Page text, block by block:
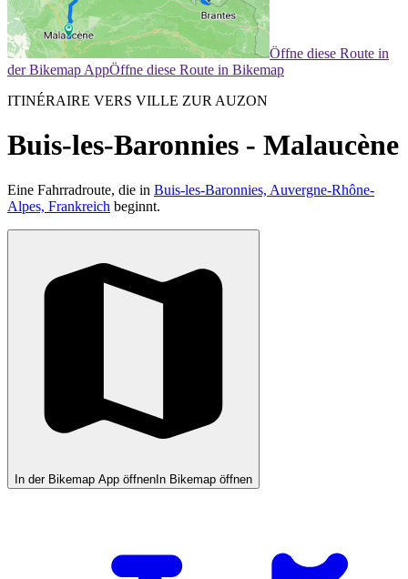
Öffne diese Route in
der Bikemap AppÖffne diese Route in Bikemap
ITINÉRAIRE VERS VILLE ZUR AUZON
Buis-les-Baronnies - Malaucène
Eine Fahrradroute, die in Buis-les-Baronnies, Auvergne-Rhône-
Alpes, Frankreich beginnt.
In der Bikemap App öffnen In Bikemap öffnen